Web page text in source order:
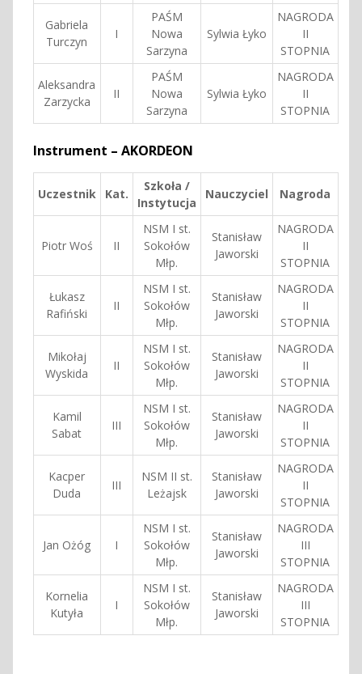
Gabriela
Turczyn
I
PAŚM
Nowa
Sarzyna
Sylwia Łyko
NAGRODA
II
STOPNIA
Aleksandra
Zarzycka
II
PAŚM
Nowa
Sarzyna
Sylwia Łyko
NAGRODA
II
STOPNIA
Instrument – AKORDEON
Uczestnik Kat.
Szkoła /
Instytucja
Nauczyciel Nagroda
Piotr Woś II
NSM I st.
Sokołów
Młp.
Stanisław
Jaworski
NAGRODA
II
STOPNIA
Łukasz
Rafiński
II
NSM I st.
Sokołów
Młp.
Stanisław
Jaworski
NAGRODA
II
STOPNIA
Mikołaj
Wyskida
II
NSM I st.
Sokołów
Młp.
Stanisław
Jaworski
NAGRODA
II
STOPNIA
Kamil
Sabat
III
NSM I st.
Sokołów
Młp.
Stanisław
Jaworski
NAGRODA
II
STOPNIA
Kacper
Duda
III
NSM II st.
Leżajsk
Stanisław
Jaworski
NAGRODA
II
STOPNIA
Jan Ożóg I
NSM I st.
Sokołów
Młp.
Stanisław
Jaworski
NAGRODA
III
STOPNIA
Kornelia
Kutyła
I
NSM I st.
Sokołów
Młp.
Stanisław
Jaworski
NAGRODA
III
STOPNIA